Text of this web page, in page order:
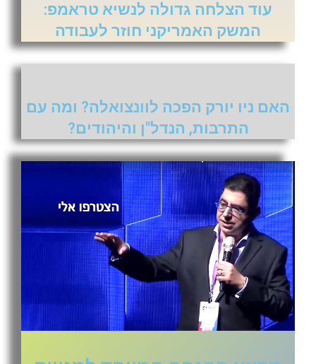
עוד הצלחה גדולה לנשיא טראמפ:
המשק האמריקני חוזר לעבודה
האם ניו יורק הפכה לוונצואלה? ומה עם
התרבות, הנדל"ן והיהודים?